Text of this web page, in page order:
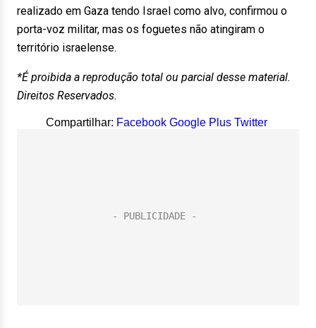
realizado em Gaza tendo Israel como alvo, confirmou o
porta-voz militar, mas os foguetes não atingiram o
território israelense.
*É proibida a reprodução total ou parcial desse material.
Direitos Reservados.
Compartilhar: Facebook Google Plus Twitter